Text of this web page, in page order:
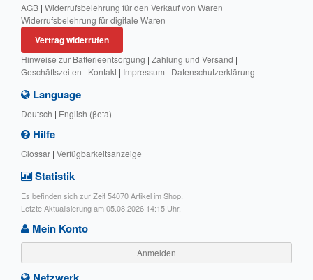
AGB | Widerrufsbelehrung für den Verkauf von Waren |
Widerrufsbelehrung für digitale Waren
Vertrag widerrufen
Hinweise zur Batterieentsorgung | Zahlung und Versand |
Geschäftszeiten | Kontakt | Impressum | Datenschutzerklärung
Language
Deutsch | English (βeta)
Hilfe
Glossar | Verfügbarkeitsanzeige
Statistik
Es befinden sich zur Zeit 54070 Artikel im Shop.
Letzte Aktualisierung am 05.08.2026 14:15 Uhr.
Mein Konto
Anmelden